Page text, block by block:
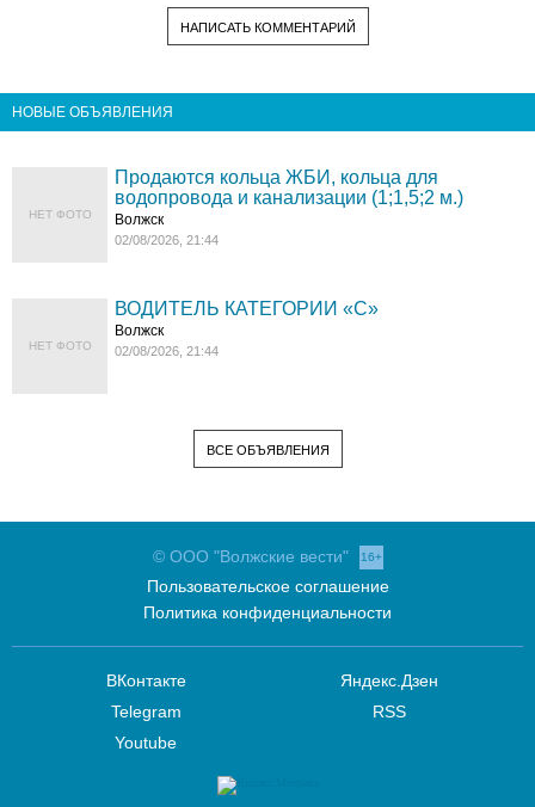
НАПИСАТЬ КОММЕНТАРИЙ
НОВЫЕ ОБЪЯВЛЕНИЯ
НЕТ ФОТО
Продаются кольца ЖБИ, кольца для
водопровода и канализации (1;1,5;2 м.)
Волжск
02/08/2026, 21:44
НЕТ ФОТО
ВОДИТЕЛЬ КАТЕГОРИИ «C»
Волжск
02/08/2026, 21:44
ВСЕ ОБЪЯВЛЕНИЯ
© ООО "Волжские вести" 16+
Пользовательское соглашение
Политика конфиденциальности
ВКонтакте
Telegram
Youtube
Яндекс.Дзен
RSS